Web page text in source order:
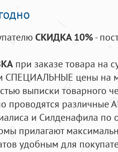
СКИДКА 10%-
при заказе товара на
СПЕЦИАЛЬНЫЕ цены на
выписки товарного
проводятся
и Силденафила по
прилагают
удобным для